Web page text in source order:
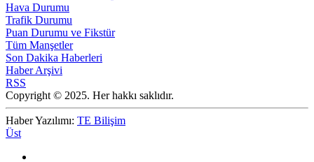
Hava Durumu
Trafik Durumu
Puan Durumu ve Fikstür
Tüm Manşetler
Son Dakika Haberleri
Haber Arşivi
RSS
Copyright © 2025. Her hakkı saklıdır.
Haber Yazılımı: TE Bilişim
Üst